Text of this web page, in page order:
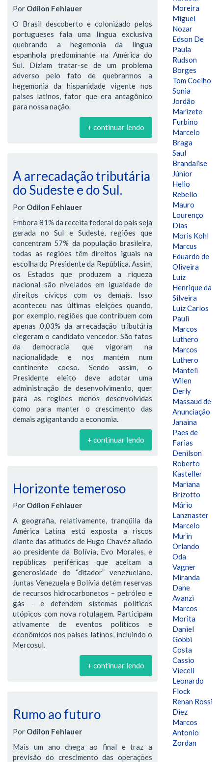
Por Odilon Fehlauer
O Brasil descoberto e colonizado pelos
portugueses fala uma língua exclusiva
quebrando a hegemonia da língua
espanhola predominante na América do
Sul. Diziam tratar-se de um problema
adverso pelo fato de quebrarmos a
hegemonia da hispanidade vigente nos
paises latinos, fator que era antagônico
para nossa nação.
+ continuar lendo
A arrecadação tributária
do Sudeste e do Sul.
Por Odilon Fehlauer
Embora 81% da receita federal do país seja
gerada no Sul e Sudeste, regiões que
concentram 57% da população brasileira,
todas as regiões têm direitos iguais na
escolha do Presidente da República. Assim,
os Estados que produzem a riqueza
nacional são nivelados em igualdade de
direitos cívicos com os demais. Isso
aconteceu nas últimas eleições quando,
por exemplo, regiões que contribuem com
apenas 0,03% da arrecadação tributária
elegeram o candidato vencedor. São fatos
da democracia que vigoram na
nacionalidade e nos mantém num
continente coeso. Sendo assim, o
Presidente eleito deve adotar uma
administração de desenvolvimento, quer
para as regiões menos desenvolvidas
como para manter o crescimento das
demais agigantando a economia.
+ continuar lendo
Horizonte temeroso
Por Odilon Fehlauer
A geografia, relativamente, tranqüila da
América Latina está exposta a riscos
diante das atitudes de Hugo Chavéz aliado
ao presidente da Bolívia, Evo Morales, e
repúblicas periféricas que aceitam a
generosidade do “ditador” venezuelano.
Juntas Venezuela e Bolívia detém reservas
de recursos hidrocarbonetos – petróleo e
gás - e defendem sistemas políticos
utópicos com nova rotulagem. Participam
ativamente de eventos políticos e
econômicos nos países latinos, incluindo o
Mercosul.
+ continuar lendo
Rumo ao futuro
Por Odilon Fehlauer
Mais um ano chega ao final e traz a
previsão do crescimento das operações
Moreira
Miguel
Nozar
Edson De
Paula
Rudson
Borges
Tom Coelho
Sonia
Jordão
Marizete
Furbino
Marcelo
Braga
Saul
Brandalise
Júnior
Helio
Rebello
Mauro
Lourenço
Dias
Moris Kohl
Marcus
Eduardo de
Oliveira
Luiz
Henrique da
Silveira
Luiz Carlos
Pauli
Marcos
Luthero
Marcos
Luthero
Manteli
Wilen
Derly
Massaud de
Anunciação
Janaina
Paes de
Farias
Denilson
Roberto
Kasteller
Mariana
Brizotto
Mário
Lanznaster
Marcelo
Murin
Orlando
Oda
Vagner
Miranda
Dane
Avanzi
Marcos
Morita
Daniel
Gobbi
Costa
Cassio
Vieceli
Leonardo
Flock
Renan Rossi
Diez
Marcos
Antonio
Zordan